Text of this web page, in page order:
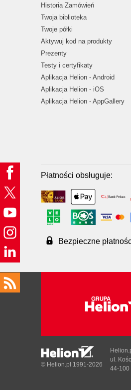
Historia Zamówień
Twoja biblioteka
Twoje półki
Aktywuj kod na produkty
Prezenty
Testy i certyfikaty
Aplikacja Helion - Android
Aplikacja Helion - iOS
Aplikacja Helion - AppGallery
Płatności obsługuje:
Bezpieczne
© Helion.pl 1991-2026
ul.
44-100